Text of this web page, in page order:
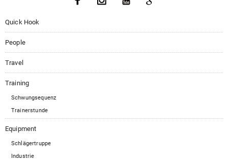
Quick Hook
People
Travel
Training
Schwungsequenz
Trainerstunde
Equipment
Schlägertruppe
Industrie